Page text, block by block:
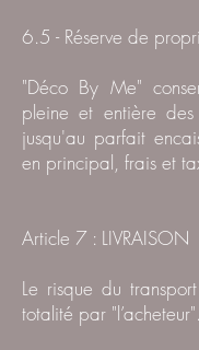
6.5 - Réserve de
"Déco By Me"
pleine et entière des
jusqu'au parfait
en principal, frais et
Article 7 : LIVRAISON
Le risque du
totalité par "l’acheteur".